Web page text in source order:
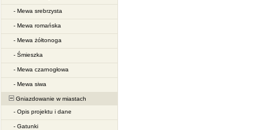
- Mewa srebrzysta
- Mewa romańska
- Mewa żółtonoga
- Śmieszka
- Mewa czarnogłowa
- Mewa siwa
Gniazdowanie w miastach
- Opis projektu i dane
- Gatunki